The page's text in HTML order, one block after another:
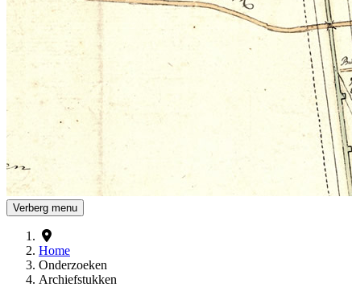
Verberg menu
Home
Onderzoeken
Archiefstukken